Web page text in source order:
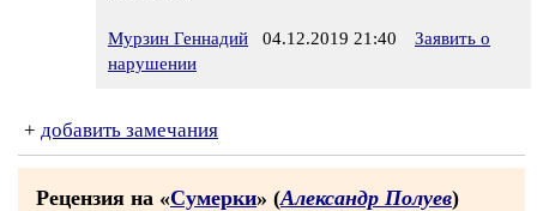
Мурзин Геннадий 04.12.2019 21:40
Заявить о
нарушении
+ добавить замечания
Рецензия на «Сумерки» (Александр Полуев)